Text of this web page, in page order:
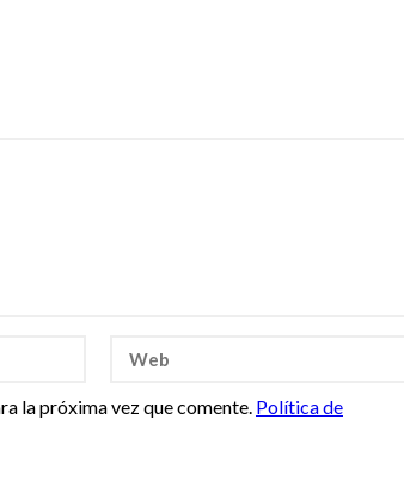
la próxima vez que comente. Política de